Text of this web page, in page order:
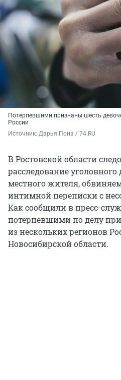
Потерпевшими признаны шесть
России
Источник: Дарья Пона / 74.RU
В Ростовской области
расследование
местного жителя,
интимной переписки с
Как сообщили в пресс-
потерпевшими по делу
из нескольких регионов
Новосибирской области.